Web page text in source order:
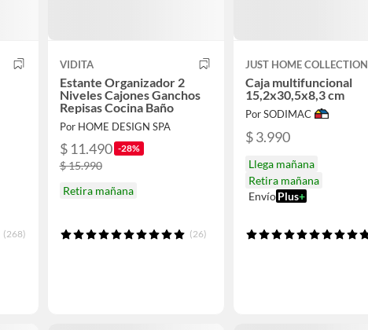
(268)
VIDITA
Estante Organizador 2
Niveles Cajones Ganchos
Repisas Cocina Baño
Por HOME DESIGN SPA
$ 11.490 -28%
$ 15.990
Retira mañana
(26)
JUST HOME COLLECTION
Caja multifuncional
15,2x30,5x8,3 cm
Por SODIMAC
$ 3.990
Llega mañana
Retira mañana
EnvíoPlus+